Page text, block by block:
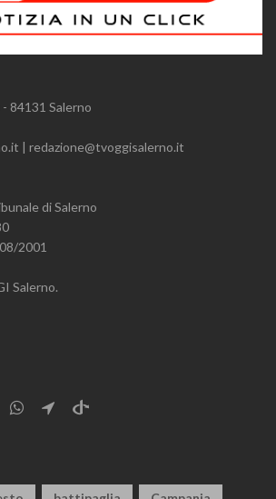
84131 Salerno
| redazione@tvoggisalerno.it
di Salerno
2001
Salerno.